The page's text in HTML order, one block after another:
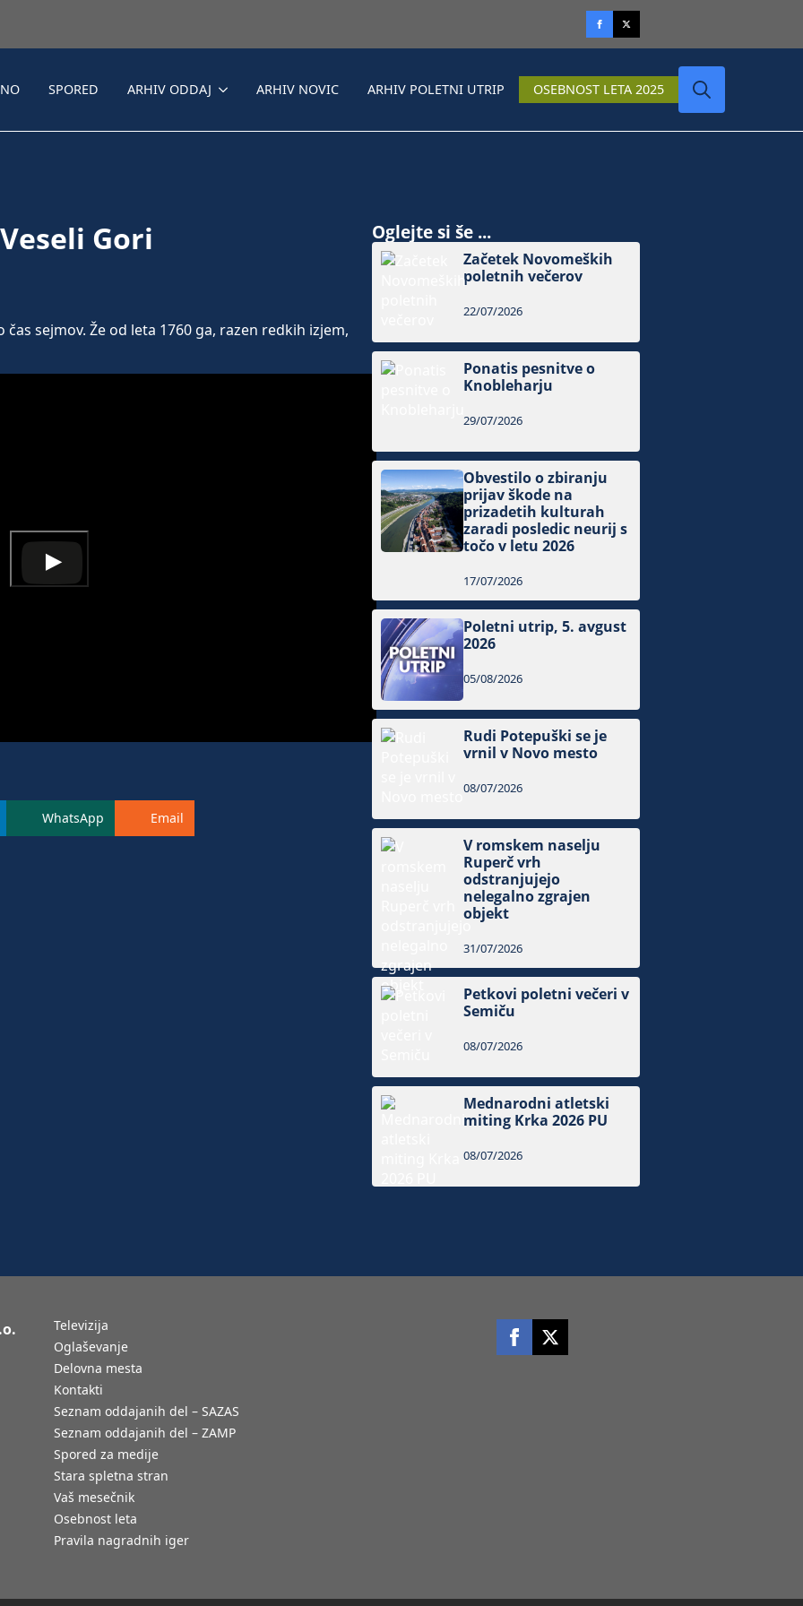
SPORED ARHIV ODDAJ ARHIV NOVIC ARHIV POLETNI UTRIP OSEBNOST LETA 2025
Gori
čas sejmov. Že od leta 1760 ga, razen redkih izjem,
WhatsApp Email
Oglejte si še ...
Začetek Novomeških
poletnih večerov
22/07/2026
Ponatis pesnitve o
Knobleharju
29/07/2026
Obvestilo o zbiranju
prijav škode na
prizadetih kulturah
zaradi posledic neurij s
točo v letu 2026
17/07/2026
Poletni utrip, 5. avgust
2026
05/08/2026
Rudi Potepuški se je
vrnil v Novo mesto
08/07/2026
V romskem naselju
Ruperč vrh
odstranjujejo
nelegalno zgrajen
objekt
31/07/2026
Petkovi poletni večeri v
Semiču
08/07/2026
Mednarodni atletski
miting Krka 2026 PU
08/07/2026
Televizija
Oglaševanje
Delovna mesta
Kontakti
Seznam oddajanih del – SAZAS
Seznam oddajanih del – ZAMP
Spored za medije
Stara spletna stran
Vaš mesečnik
Osebnost leta
Pravila nagradnih iger